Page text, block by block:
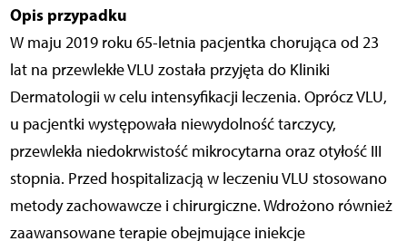
Opis przypadku
W maju 2019 roku 65-letnia pacjentka chorująca od 23
lat na przewlekłe VLU została przyjęta do Kliniki
Dermatologii w celu intensyfikacji leczenia. Oprócz VLU,
u pacjentki występowała niewydolność tarczycy,
przewlekła niedokrwistość mikrocytarna oraz otyłość III
stopnia. Przed hospitalizacją w leczeniu VLU stosowano
metody zachowawcze i chirurgiczne. Wdrożono również
zaawansowane terapie obejmujące iniekcje